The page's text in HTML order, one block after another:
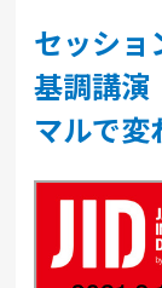
セッショ
基調講演
マルで変